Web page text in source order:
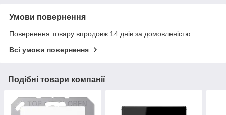
Умови повернення
Повернення товару впродовж 14 днів за домовленістю
Всі умови повернення
Подібні товари компанії